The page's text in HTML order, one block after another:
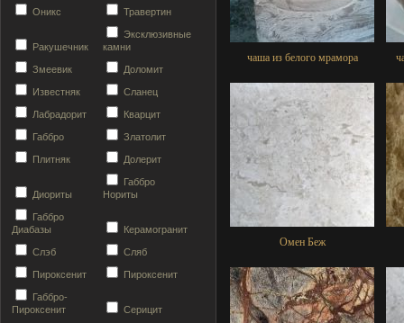
Оникс Травертин
Ракушечник
Эксклюзивные
камни
Змеевик Доломит
Известняк Сланец
Лабрадорит Кварцит
Габбро Златолит
Плитняк Долерит
Диориты
Габбро
Нориты
Габбро
Диабазы
Керамогранит
Слэб Сляб
Пироксенит Пироксенит
Габбро-
Пироксенит
Серицит
чаша из белого мрамора
Омeн Беж